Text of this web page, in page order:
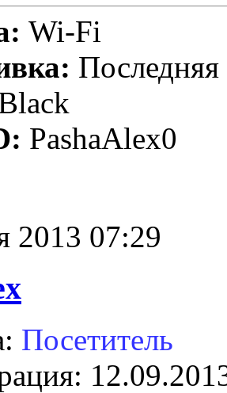
Wi-Fi
Последняя
PashaAlex0
2013 07:29
Посетитель